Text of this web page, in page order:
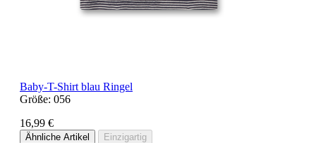
Baby-T-Shirt blau Ringel
Größe: 056
16,99 €
Ähnliche Artikel Einzigartig